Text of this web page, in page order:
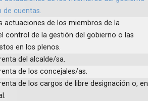
de cuentas.
actuaciones de los miembros de la
control de la gestión del gobierno o las
en los plenos.
del alcalde/sa.
de los concejales/as.
de los cargos de libre designación o, en